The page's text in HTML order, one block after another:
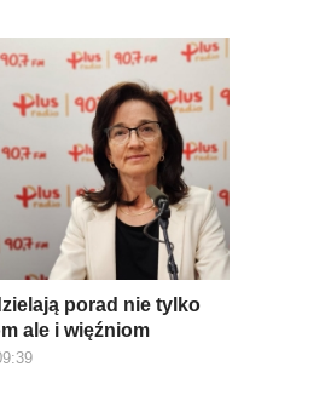
porad nie tylko
ale i więźniom